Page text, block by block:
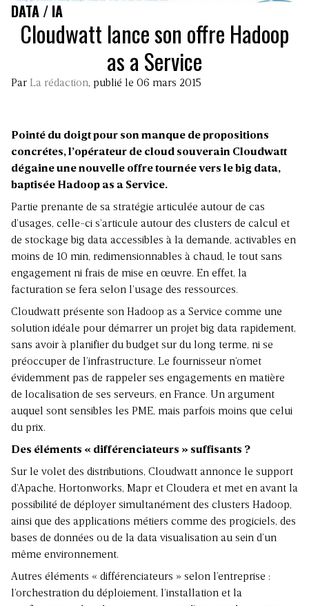
DATA / IA
Cloudwatt lance son offre Hadoop
as a Service
Par La rédaction, publié le 06 mars 2015
Pointé du doigt pour son manque de propositions
concrétes, l’opérateur de cloud souverain Cloudwatt
dégaine une nouvelle offre tournée vers le big data,
baptisée Hadoop as a Service.
Partie prenante de sa stratégie articulée autour de cas
d’usages, celle-ci s’articule autour des clusters de calcul et
de stockage big data accessibles à la demande, activables en
moins de 10 min, redimensionnables à chaud, le tout sans
engagement ni frais de mise en œuvre. En effet, la
facturation se fera selon l’usage des ressources.
Cloudwatt présente son Hadoop as a Service comme une
solution idéale pour démarrer un projet big data rapidement,
sans avoir à planifier du budget sur du long terme, ni se
préoccuper de l’infrastructure. Le fournisseur n’omet
évidemment pas de rappeler ses engagements en matière
de localisation de ses serveurs, en France. Un argument
auquel sont sensibles les PME, mais parfois moins que celui
du prix.
Des éléments « différenciateurs » suffisants ?
Sur le volet des distributions, Cloudwatt annonce le support
d’Apache, Hortonworks, Mapr et Cloudera et met en avant la
possibilité de déployer simultanément des clusters Hadoop,
ainsi que des applications métiers comme des progiciels, des
bases de données ou de la data visualisation au sein d’un
même environnement.
Autres éléments « différenciateurs » selon l’entreprise :
l’orchestration du déploiement, l’installation et la